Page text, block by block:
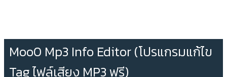
Moo0 Mp3 Info Editor (โปรแกรมแก้ไข
Tag ไฟล์เสียง MP3 ฟรี)